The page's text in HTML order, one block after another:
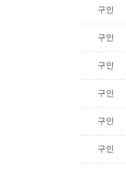
구인
구인
구인
구인
구인
구인